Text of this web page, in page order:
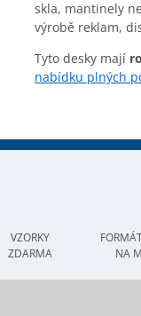
skla, mantinely
výrobě reklam,
Tyto desky mají
nabídku plných
VZORKY
ZDARMA
NA